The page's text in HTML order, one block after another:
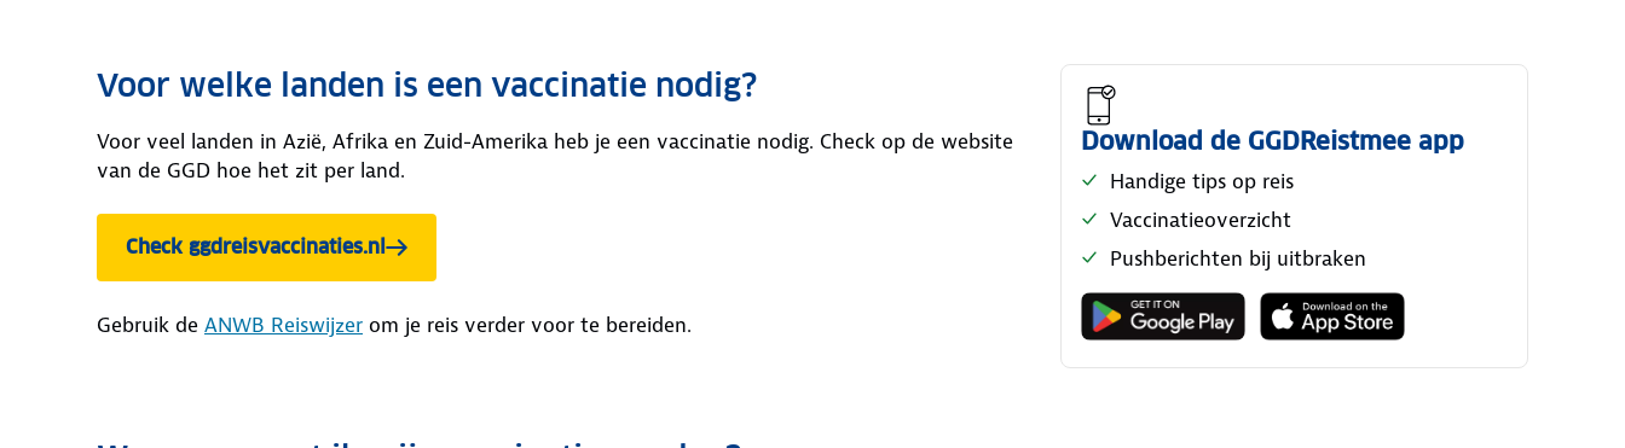
Voor welke landen is een vaccinatie nodig?
Voor veel landen in Azië, Afrika en Zuid-Amerika heb je een vaccinatie nodig. Check op de website
van de GGD hoe het zit per land.
Check ggdreisvaccinaties.nl
Gebruik de ANWB Reiswijzer om je reis verder voor te bereiden.
Download de GGDReistmee app
Handige tips op reis
Vaccinatieoverzicht
Pushberichten bij uitbraken